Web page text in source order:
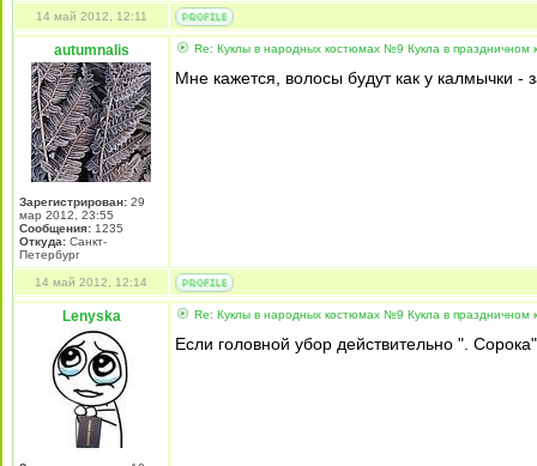
14 май 2012, 12:11
autumnalis
Зарегистрирован: 29
мар 2012, 23:55
Сообщения: 1235
Откуда: Санкт-
Петербург
Re: Куклы в народных костюмах №9 Кукла в праздничном
Мне кажется, волосы будут как у калмычки -
14 май 2012, 12:14
Lenyska Re: Куклы в народных костюмах №9 Кукла в праздничном
Если головной убор действительно ".